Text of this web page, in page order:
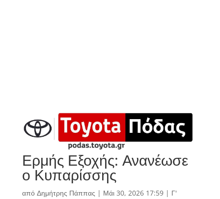
Ερμής Εξοχής: Ανανέωσε
ο Κυπαρίσσης
από Δημήτρης Πάππας | Μάι 30, 2026 17:59| Γ'